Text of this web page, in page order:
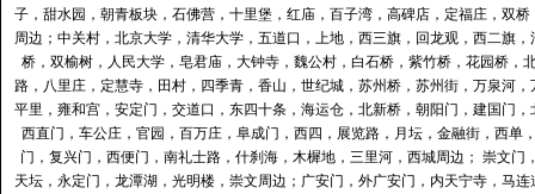
子，甜水园，朝青板块，石佛营，十里堡，红庙，百子湾，高碑店，定福庄，双
周边；中关村，北京大学，清华大学，五道口，上地，西三旗，回龙观，西二旗
桥，双榆树，人民大学，皂君庙，大钟寺，魏公村，白石桥，紫竹桥，花园桥
路，八里庄，定慧寺，田村，四季青，香山，世纪城，苏州桥，苏州街，万泉河
平里，雍和宫，安定门，交道口，东四十条，海运仓，北新桥，朝阳门，建国门
西直门，车公庄，官园，百万庄，阜成门，西四，展览路，月坛，金融街，西
门，复兴门，西便门，南礼士路，什刹海，木樨地，三里河，西城周边； 崇文
天坛，永定门，龙潭湖，光明楼，崇文周边；广安门，外广安门，内天宁寺，马